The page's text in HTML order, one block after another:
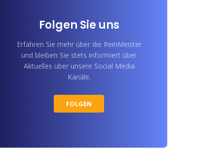
Folgen Sie uns
Erfahren Sie mehr über die ReinMeister
und bleiben Sie stets informiert über
Aktuelles über unsere Social Media
Kanäle.
FOLGEN